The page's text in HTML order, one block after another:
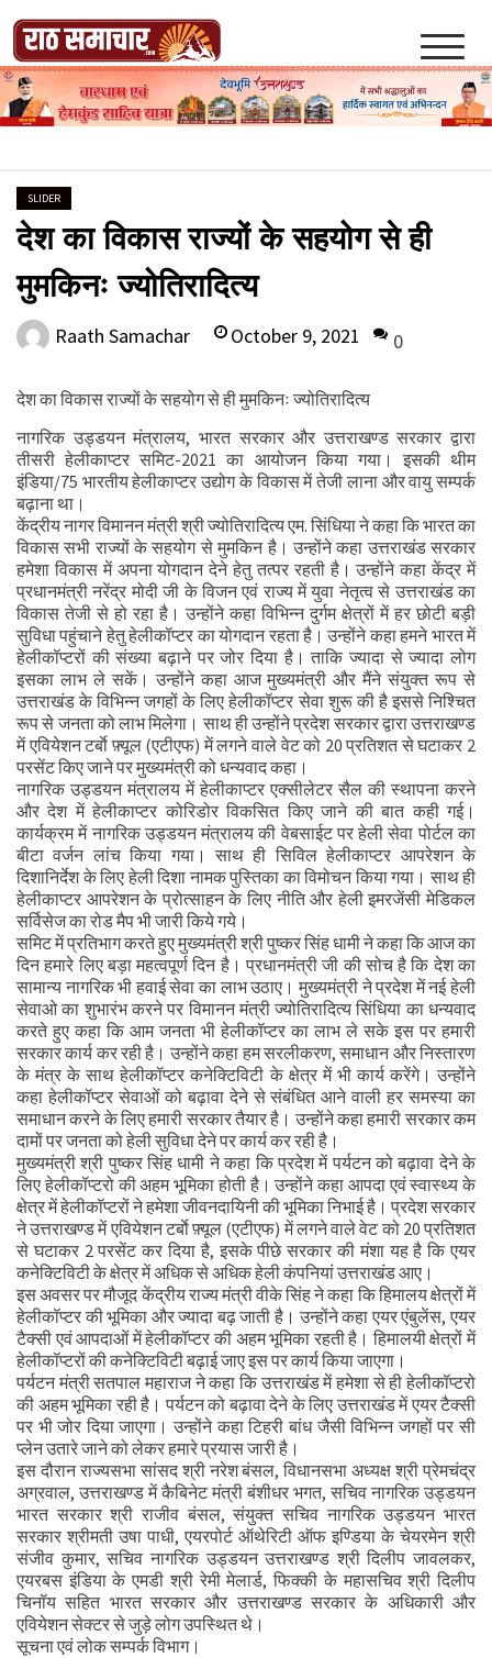
content
Raath Samachar
SLIDER
देश का विकास राज्यों के सहयोग से ही
मुमकिनः ज्योतिरादित्य
Raath Samachar October 9, 2021 0
देश का विकास राज्यों के सहयोग से ही मुमकिनः ज्योतिरादित्य
नागरिक उड्डयन मंत्रालय, भारत सरकार और उत्तराखण्ड सरकार द्वारा
तीसरी हेलीकाप्टर समिट-2021 का आयोजन किया गया। इसकी थीम
इंडिया/75 भारतीय हेलीकाप्टर उद्योग के विकास में तेजी लाना और वायु सम्पर्क
बढ़ाना था।
केंद्रीय नागर विमानन मंत्री श्री ज्योतिरादित्य एम. सिंधिया ने कहा कि भारत का
विकास सभी राज्यों के सहयोग से मुमकिन है। उन्होंने कहा उत्तराखंड सरकार
हमेशा विकास में अपना योगदान देने हेतु तत्पर रहती है। उन्होंने कहा केंद्र में
प्रधानमंत्री नरेंद्र मोदी जी के विजन एवं राज्य में युवा नेतृत्व से उत्तराखंड का
विकास तेजी से हो रहा है। उन्होंने कहा विभिन्न दुर्गम क्षेत्रों में हर छोटी बड़ी
सुविधा पहुंचाने हेतु हेलीकॉप्टर का योगदान रहता है। उन्होंने कहा हमने भारत में
हेलीकॉप्टरों की संख्या बढ़ाने पर जोर दिया है। ताकि ज्यादा से ज्यादा लोग
इसका लाभ ले सकें। उन्होंने कहा आज मुख्यमंत्री और मैंने संयुक्त रूप से
उत्तराखंड के विभिन्न जगहों के लिए हेलीकॉप्टर सेवा शुरू की है इससे निश्चित
रूप से जनता को लाभ मिलेगा। साथ ही उन्होंने प्रदेश सरकार द्वारा उत्तराखण्ड
में एवियेशन टर्बाे फ़्यूल (एटीएफ) में लगने वाले वेट को 20 प्रतिशत से घटाकर 2
परसेंट किए जाने पर मुख्यमंत्री को धन्यवाद कहा।
नागरिक उड्डयन मंत्रालय में हेलीकाप्टर एक्सीलेटर सैल की स्थापना करने
और देश में हेलीकाप्टर कोरिडोर विकसित किए जाने की बात कही गई।
कार्यक्रम में नागरिक उड्डयन मंत्रालय की वेबसाईट पर हेली सेवा पोर्टल का
बीटा वर्जन लांच किया गया। साथ ही सिविल हेलीकाप्टर आपरेशन के
दिशानिर्देश के लिए हेली दिशा नामक पुस्तिका का विमोचन किया गया। साथ ही
हेलीकाप्टर आपरेशन के प्रोत्साहन के लिए नीति और हेली इमरजेंसी मेडिकल
सर्विसेज का रोड मैप भी जारी किये गये।
समिट में प्रतिभाग करते हुए मुख्यमंत्री श्री पुष्कर सिंह धामी ने कहा कि आज का
दिन हमारे लिए बड़ा महत्वपूर्ण दिन है। प्रधानमंत्री जी की सोच है कि देश का
सामान्य नागरिक भी हवाई सेवा का लाभ उठाए। मुख्यमंत्री ने प्रदेश में नई हेली
सेवाओ का शुभारंभ करने पर विमानन मंत्री ज्योतिरादित्य सिंधिया का धन्यवाद
करते हुए कहा कि आम जनता भी हेलीकॉप्टर का लाभ ले सके इस पर हमारी
सरकार कार्य कर रही है। उन्होंने कहा हम सरलीकरण, समाधान और निस्तारण
के मंत्र के साथ हेलीकॉप्टर कनेक्टिविटी के क्षेत्र में भी कार्य करेंगे। उन्होंने
कहा हेलीकॉप्टर सेवाओं को बढ़ावा देने से संबंधित आने वाली हर समस्या का
समाधान करने के लिए हमारी सरकार तैयार है। उन्होंने कहा हमारी सरकार कम
दामों पर जनता को हेली सुविधा देने पर कार्य कर रही है।
मुख्यमंत्री श्री पुष्कर सिंह धामी ने कहा कि प्रदेश में पर्यटन को बढ़ावा देने के
लिए हेलीकॉप्टरो की अहम भूमिका होती है। उन्होंने कहा आपदा एवं स्वास्थ्य के
क्षेत्र में हेलीकॉप्टरों ने हमेशा जीवनदायिनी की भूमिका निभाई है। प्रदेश सरकार
ने उत्तराखण्ड में एवियेशन टर्बाे फ़्यूल (एटीएफ) में लगने वाले वेट को 20 प्रतिशत
से घटाकर 2 परसेंट कर दिया है, इसके पीछे सरकार की मंशा यह है कि एयर
कनेक्टिविटी के क्षेत्र में अधिक से अधिक हेली कंपनियां उत्तराखंड आए।
इस अवसर पर मौजूद केंद्रीय राज्य मंत्री वीके सिंह ने कहा कि हिमालय क्षेत्रों में
हेलीकॉप्टर की भूमिका और ज्यादा बढ़ जाती है। उन्होंने कहा एयर एंबुलेंस, एयर
टैक्सी एवं आपदाओं में हेलीकॉप्टर की अहम भूमिका रहती है। हिमालयी क्षेत्रों में
हेलीकॉप्टरों की कनेक्टिविटी बढ़ाई जाए इस पर कार्य किया जाएगा।
पर्यटन मंत्री सतपाल महाराज ने कहा कि उत्तराखंड में हमेशा से ही हेलीकॉप्टरो
की अहम भूमिका रही है। पर्यटन को बढ़ावा देने के लिए उत्तराखंड में एयर टैक्सी
पर भी जोर दिया जाएगा। उन्होंने कहा टिहरी बांध जैसी विभिन्न जगहों पर सी
प्लेन उतारे जाने को लेकर हमारे प्रयास जारी है।
इस दौरान राज्यसभा सांसद श्री नरेश बंसल, विधानसभा अध्यक्ष श्री प्रेमचंद्र
अग्रवाल, उत्तराखण्ड में कैबिनेट मंत्री बंशीधर भगत, सचिव नागरिक उड्डयन
भारत सरकार श्री राजीव बंसल, संयुक्त सचिव नागरिक उड्डयन भारत
सरकार श्रीमती उषा पाधी, एयरपोर्ट ऑथेरिटी ऑफ इण्डिया के चेयरमेन श्री
संजीव कुमार, सचिव नागरिक उड्डयन उत्तराखण्ड श्री दिलीप जावलकर,
एयरबस इंडिया के एमडी श्री रेमी मेलार्ड, फिक्की के महासचिव श्री दिलीप
चिनॉय सहित भारत सरकार और उत्तराखण्ड सरकार के अधिकारी और
एवियेशन सेक्टर से जुड़े लोग उपस्थित थे।
सूचना एवं लोक सम्पर्क विभाग।